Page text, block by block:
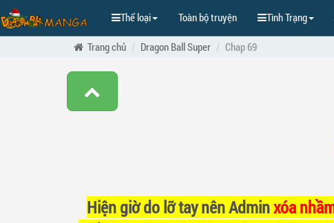
Thể loại Toàn bộ truyện Tình Trạng
Trang chủ Dragon Ball Super Chap 69
Hiện giờ do lỡ tay nên Adminxóa